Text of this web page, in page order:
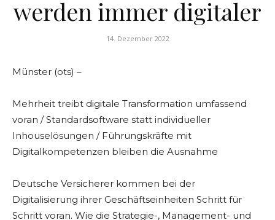
werden immer digitaler
14. Dezember 2022
Münster (ots) –
Mehrheit treibt digitale Transformation umfassend
voran / Standardsoftware statt individueller
Inhouselösungen / Führungskräfte mit
Digitalkompetenzen bleiben die Ausnahme
Deutsche Versicherer kommen bei der
Digitalisierung ihrer Geschäftseinheiten Schritt für
Schritt voran. Wie die Strategie-, Management- und